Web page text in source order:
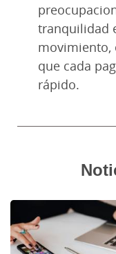
tranquilidad
movimiento,
que cada
rápido.